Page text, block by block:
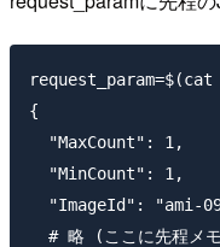
request_param=$(cat
{
  "MaxCount": 1,
  "MinCount": 1,
"ImageId": "ami-
# 略 (ここに先程メ